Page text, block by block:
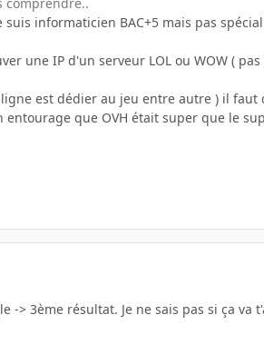
suis informaticien BAC+5 mais pas
une IP d'un serveur LOL ou WOW (
est dédier au jeu entre autre ) il
entourage que OVH était super que le
-> 3ème résultat. Je ne sais pas si ça va